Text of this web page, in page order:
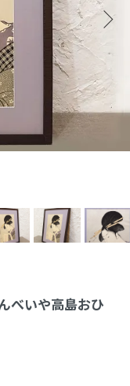
べいや高島おひ